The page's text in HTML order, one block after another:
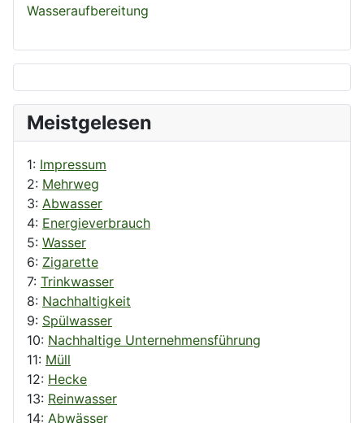
Wasseraufbereitung
Meistgelesen
1: Impressum
2: Mehrweg
3: Abwasser
4: Energieverbrauch
5: Wasser
6: Zigarette
7: Trinkwasser
8: Nachhaltigkeit
9: Spülwasser
10: Nachhaltige Unternehmensführung
11: Müll
12: Hecke
13: Reinwasser
14: Abwässer